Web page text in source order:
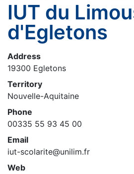
IUT du
d'Egletons
Address
19300 Egletons
Territory
Nouvelle-Aquitaine
Phone
00335 55 93 45 00
Email
iut-scolarite@unilim.fr
Web